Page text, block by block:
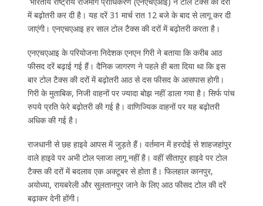
में बढ़ोतरी कर दी है। यह दरें 31 मार्च रात 12 बजे के बाद से लागू कर दी
जाएंगी। एनएचएआइ हर साल टोल टैक्‍स की दरों में बढ़ोतरी करता है।
एनएचएआइ के परियोजना निदेशक एनएन गिरी ने बताया कि करीब आठ
फीसद दरें बढ़ाई गई हैं। दैनिक जागरण ने पहले ही बता दिया था कि इस
बार टोल टैक्‍स की दरों में बढ़ोतरी आठ से दस फीसद के आसपास होगी।
गिरी के मुताबिक, निजी वाहनों पर ज्यादा बोझ नहीं डाला गया है। सिर्फ पांच
रुपये प्रति फेरे बढ़ोतरी की गई है। वाणिज्यिक वाहनों पर यह बढ़ोतरी
अधिक की गई है।
राजधानी से छह हाइवे आपस में जुड़ते हैं। वर्तमान में हरदोई से शाहजहांपुर
वाले हाइवे पर अभी टोल प्लाजा लागू नहीं है। वहीं सीतापुर हाइवे पर टाेल
टैक्‍स की दरों में बदलाव एक अक्टूबर से होता है। फिलहाल कानपुर,
अयोध्या, रायबरेली और सुलतानपुर जाने के लिए आठ फीसद टोल की दरें
बढ़ाकर देनी होंगी।